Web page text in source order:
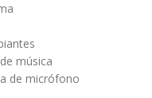
música
de micrófono